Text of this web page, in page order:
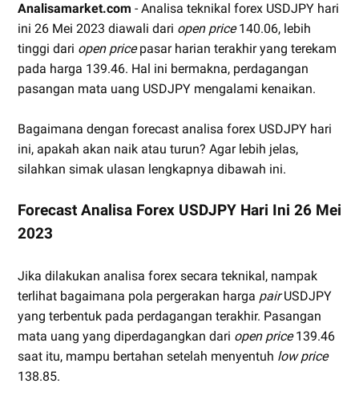
Analisamarket.com - Analisa teknikal forex USDJPY hari
ini 26 Mei 2023 diawali dari open price140.06, lebih
tinggi dari open pricepasar harian terakhir yang terekam
pada harga 139.46. Hal ini bermakna, perdagangan
pasangan mata uang USDJPY mengalami kenaikan.
Bagaimana dengan forecast analisa forex USDJPY hari
ini, apakah akan naik atau turun? Agar lebih jelas,
silahkan simak ulasan lengkapnya dibawah ini.
Forecast Analisa Forex USDJPY Hari Ini 26 Mei
2023
Jika dilakukan analisa forex secara teknikal, nampak
terlihat bagaimana pola pergerakan harga pairUSDJPY
yang terbentuk pada perdagangan terakhir. Pasangan
mata uang yang diperdagangkan dari open price139.46
saat itu, mampu bertahan setelah menyentuh low price
138.85.